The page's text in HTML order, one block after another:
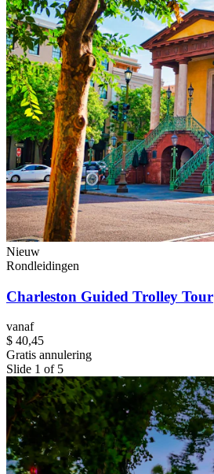
Nieuw
Rondleidingen
Charleston Guided Trolley Tour
vanaf
$ 40,45
Gratis annulering
Slide 1 of 5